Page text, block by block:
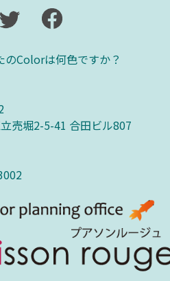
のColorは何色ですか？
売堀2-5-41 合田ビル807